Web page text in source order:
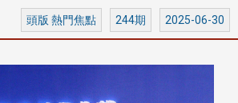
頭版 熱門焦點 244期 2025-06-30